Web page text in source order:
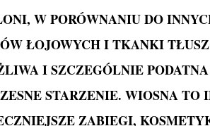
W PORÓWNANIU DO
ŁOJOWYCH I TKANKI
I SZCZEGÓLNIE
STARZENIE. WIOSNA
ZABIEGI,